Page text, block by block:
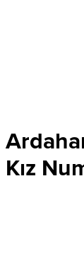
Kız